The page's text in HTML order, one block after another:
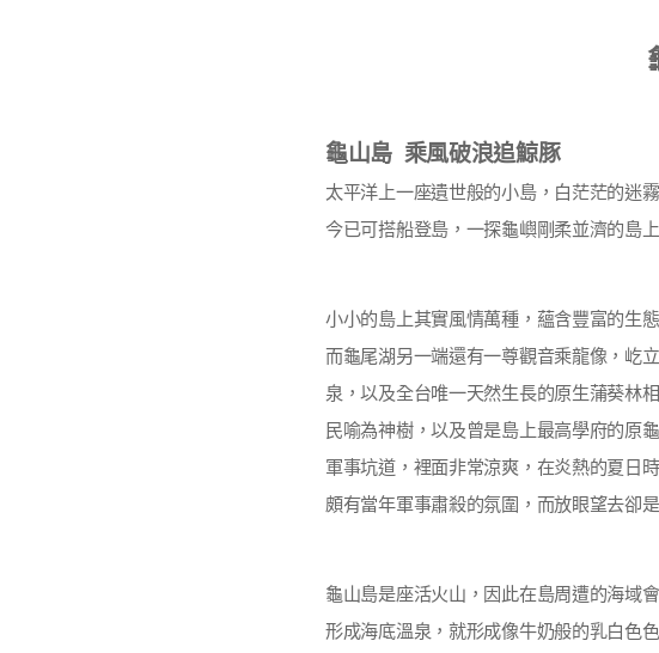
龜山島 乘風破浪追鯨豚
太平洋上一座遺世般的小島，白茫茫的迷
今已可搭船登島，一探龜嶼剛柔並濟的島
小小的島上其實風情萬種，蘊含豐富的生
而龜尾湖另一端還有一尊觀音乘龍像，屹
泉，以及全台唯一天然生長的原生蒲葵林
民喻為神樹，以及曾是島上最高學府的原
軍事坑道，裡面非常涼爽，在炎熱的夏日
頗有當年軍事肅殺的氛圍，而放眼望去卻
龜山島是座活火山，因此在島周遭的海域
形成海底溫泉，就形成像牛奶般的乳白色